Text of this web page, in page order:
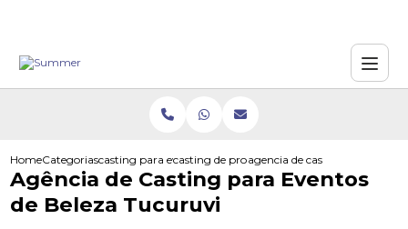
HomeCategoriascasting para eventoscasting de promotores para supermercados
agencia de casting para
Agência de Casting para Eventos
de Beleza Tucuruvi